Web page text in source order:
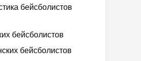
бейсболистов
бейсболистов
бейсболистов